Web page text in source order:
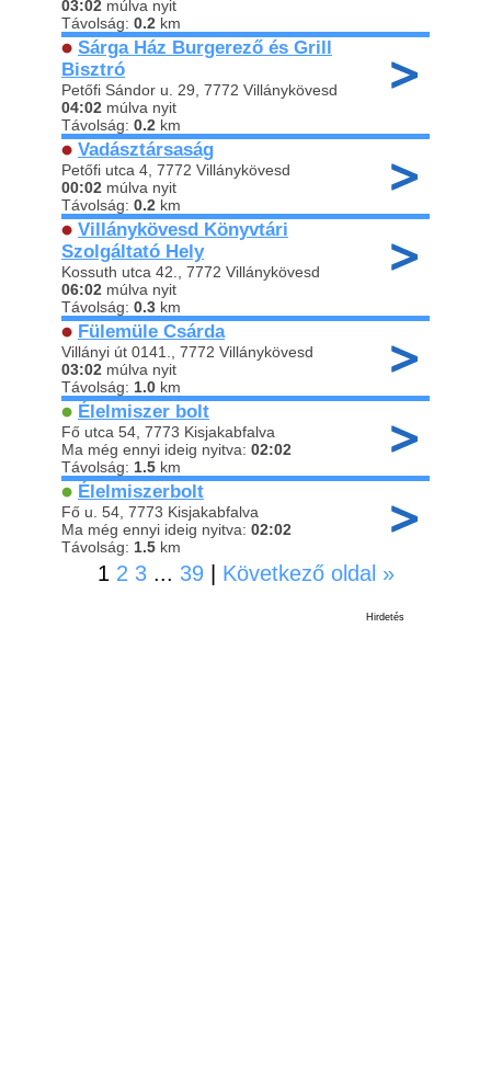
03:02 múlva nyit
Távolság: 0.2 km
Sárga Ház Burgerező és Grill
Bisztró
Petőfi Sándor u. 29, 7772 Villánykövesd
04:02 múlva nyit
Távolság: 0.2 km
Vadásztársaság
Petőfi utca 4, 7772 Villánykövesd
00:02 múlva nyit
Távolság: 0.2 km
Villánykövesd Könyvtári
Szolgáltató Hely
Kossuth utca 42., 7772 Villánykövesd
06:02 múlva nyit
Távolság: 0.3 km
Fülemüle Csárda
Villányi út 0141., 7772 Villánykövesd
03:02 múlva nyit
Távolság: 1.0 km
Élelmiszer bolt
Fő utca 54, 7773 Kisjakabfalva
Ma még ennyi ideig nyitva: 02:02
Távolság: 1.5 km
Élelmiszerbolt
Fő u. 54, 7773 Kisjakabfalva
Ma még ennyi ideig nyitva: 02:02
Távolság: 1.5 km
1 2 3 ... 39 Következő oldal »
Hirdetés